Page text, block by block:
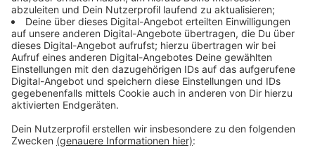
Die Polizei versucht, den genauen Unfallhergang
zu rekonstruieren, die Unfallstelle ist mehrere
Stunden lang gesperrt gewesen.
Veröffentlicht: Freitag, 24.02.2023 12:01
Anzeige